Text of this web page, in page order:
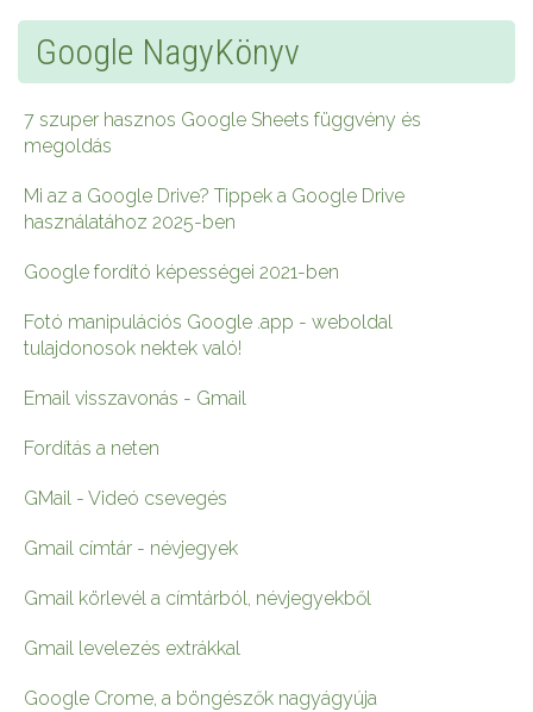
Google NagyKönyv
7 szuper hasznos Google Sheets függvény és
megoldás
Mi az a Google Drive? Tippek a Google Drive
használatához 2025-ben
Google fordító képességei 2021-ben
Fotó manipulációs Google .app - weboldal
tulajdonosok nektek való!
Email visszavonás - Gmail
Fordítás a neten
GMail - Videó csevegés
Gmail címtár - névjegyek
Gmail körlevél a címtárból, névjegyekből
Gmail levelezés extrákkal
Google Crome, a böngészők nagyágyúja